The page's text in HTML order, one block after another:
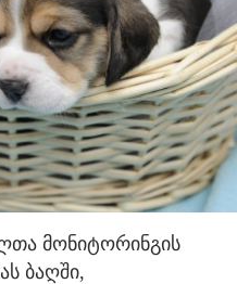
მონიტორინგის
ბაღში,